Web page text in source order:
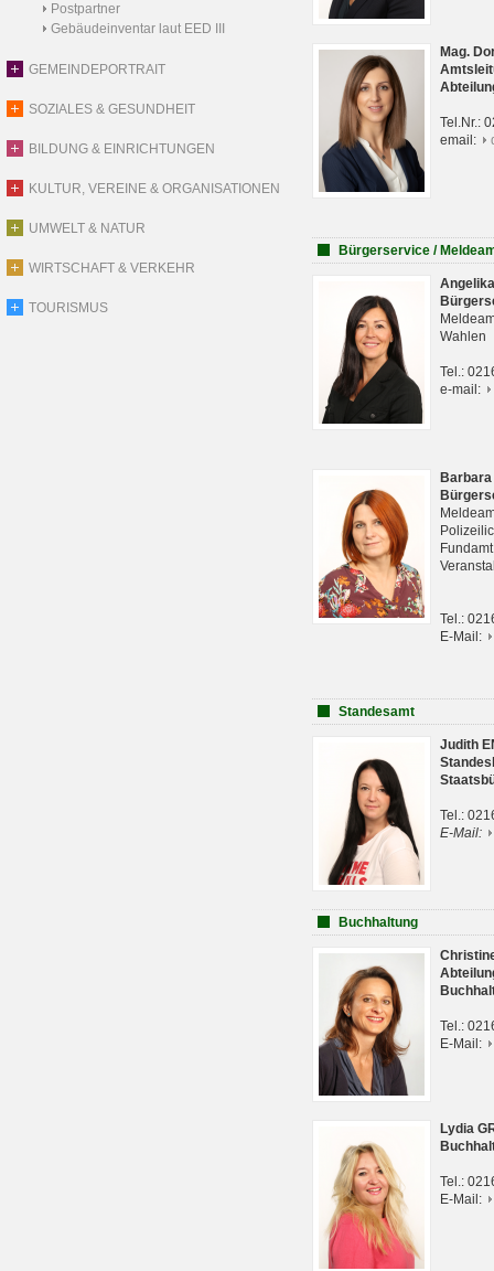
Postpartner
Gebäudeinventar laut EED III
GEMEINDEPORTRAIT
SOZIALES & GESUNDHEIT
BILDUNG & EINRICHTUNGEN
KULTUR, VEREINE & ORGANISATIONEN
UMWELT & NATUR
WIRTSCHAFT & VERKEHR
TOURISMUS
Mag.
Tel.Nr.:
email:
Bürgerservice /
Wahlen
Tel.:
e-mail:
Tel.:
E-Mail:
Standesamt
Judith
Tel.:
E-Mail:
Buchhaltung
Tel.:
E-Mail:
Lydia
Tel.:
E-Mail: